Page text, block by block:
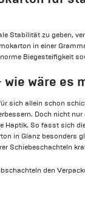
Stabilität zu geben,
in einer
Biegesteifigkeit
wäre es
sich allein schon
Doch nicht
Haptik. So fasst sich
in Glanz besonders
Schiebeschachteln
den